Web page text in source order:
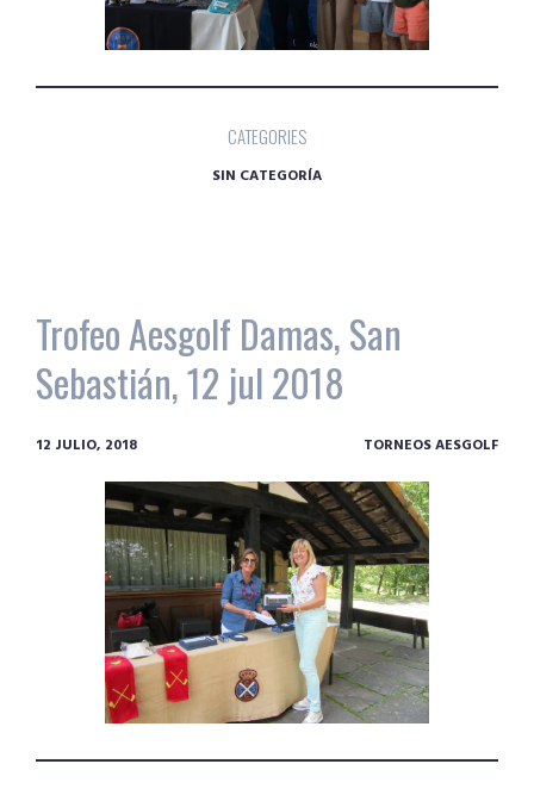
CATEGORIES
SIN CATEGORÍA
Trofeo Aesgolf Damas, San
Sebastián, 12 jul 2018
12 JULIO, 2018 TORNEOS AESGOLF